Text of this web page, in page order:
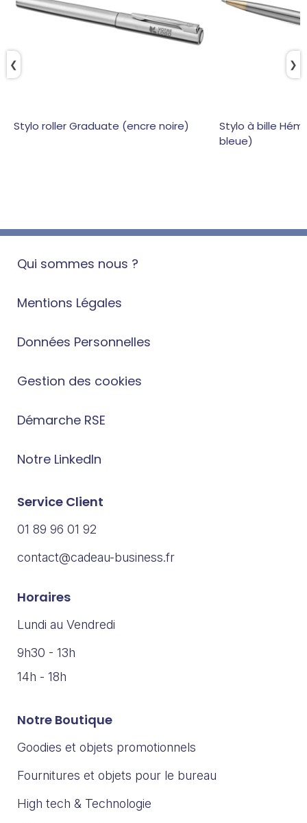
Stylo roller Graduate (encre noire)
Stylo à bille
bleue)
❯
❮
Qui sommes nous ?
Mentions Légales
Données Personnelles
Gestion des cookies
Démarche RSE
Notre LinkedIn
Service Client
01 89 96 01 92
contact@cadeau-business.fr
Horaires
Lundi au Vendredi
9h30 - 13h
14h - 18h
Notre Boutique
Goodies et objets promotionnels
Fournitures et objets pour le bureau
High tech & Technologie